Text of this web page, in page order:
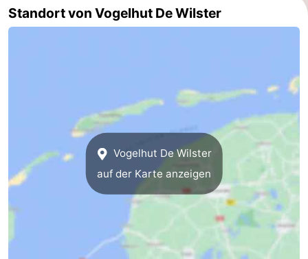
Zeezicht
Strandplevier
Campingplätze
Eibernest
Hoogelandt
Beach
-
Standort von Vogelhut De Wilster
Vogelhut De Wilster
auf der Karte anzeigen